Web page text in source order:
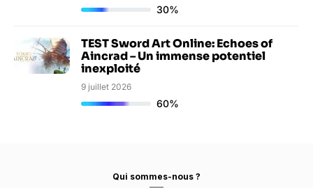
30%
TEST Sword Art Online: Echoes of
Aincrad – Un immense potentiel
inexploité
9 juillet 2026
60%
Qui sommes-nous ?